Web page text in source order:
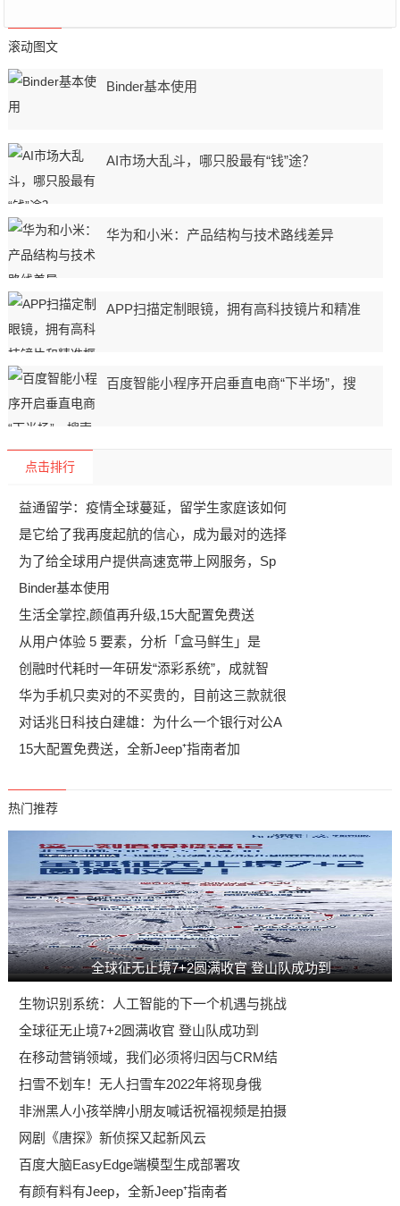
滚动图文
Binder基本使用
AI市场大乱斗，哪只股最有“钱”途？
华为和小米：产品结构与技术路线差异
APP扫描定制眼镜，拥有高科技镜片和精准
百度智能小程序开启垂直电商“下半场”，搜
点击排行
益通留学：疫情全球蔓延，留学生家庭该如何
是它给了我再度起航的信心，成为最对的选择
为了给全球用户提供高速宽带上网服务，Sp
Binder基本使用
生活全掌控,颜值再升级,15大配置免费送
从用户体验 5 要素，分析「盒马鲜生」是
创融时代耗时一年研发“添彩系统”，成就智
华为手机只卖对的不买贵的，目前这三款就很
对话兆日科技白建雄：为什么一个银行对公A
15大配置免费送，全新Jeep⁺指南者加
热门推荐
全球征无止境7+2圆满收官 登山队成功到
生物识别系统：人工智能的下一个机遇与挑战
全球征无止境7+2圆满收官 登山队成功到
在移动营销领域，我们必须将归因与CRM结
扫雪不划车！无人扫雪车2022年将现身俄
非洲黑人小孩举牌小朋友喊话祝福视频是拍摄
网剧《唐探》新侦探又起新风云
百度大脑EasyEdge端模型生成部署攻
有颜有料有Jeep，全新Jeep⁺指南者